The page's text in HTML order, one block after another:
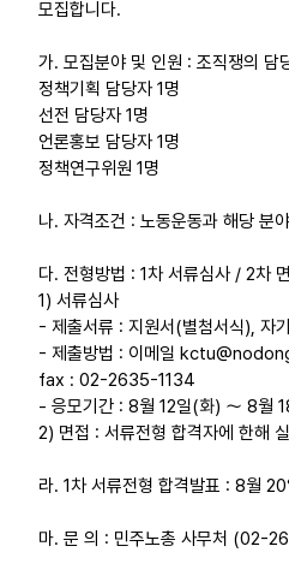
모집합니다.
가. 모집분야 및 인원 : 조직쟁의 담
정책기획 담당자 1명
선전 담당자 1명
언론홍보 담당자 1명
정책연구위원 1명
나. 자격조건 : 노동운동과 해당 분
다. 전형방법 : 1차 서류심사 / 2차
1) 서류심사
- 제출서류 : 지원서(별첨서식), 자
- 제출방법 : 이메일
fax : 02-2635-1134
- 응모기간 : 8월 12일(화) ～ 8월
2) 면접 : 서류전형 합격자에 한해 실
라. 1차 서류전형 합격발표 : 8월
마. 문 의 : 민주노총 사무처 (02-
부설기관
업무